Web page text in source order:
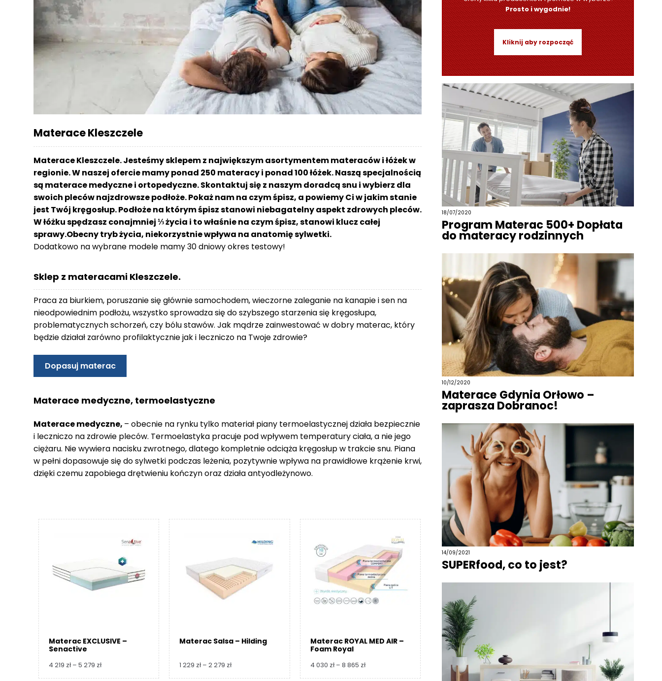
Materace Kleszczele
Materace Kleszczele. Jesteśmy sklepem z największym asortymentem materaców i łóżek w
regionie. W naszej ofercie mamy ponad 250 materacy i ponad 100 łóżek. Naszą specjalnością
są materace medyczne i ortopedyczne. Skontaktuj się z naszym doradcą snu i wybierz dla
swoich pleców najzdrowsze podłoże. Pokaż nam na czym śpisz, a powiemy Ci w jakim stanie
jest Twój kręgosłup. Podłoże na którym śpisz stanowi niebagatelny aspekt zdrowych pleców.
W łóżku spędzasz conajmniej ⅓ życia i to właśnie na czym śpisz, stanowi klucz całej
sprawy.Obecny tryb życia, niekorzystnie wpływa na anatomię sylwetki.
Dodatkowo na wybrane modele mamy 30 dniowy okres testowy!
Sklep z materacami Kleszczele.
Praca za biurkiem, poruszanie się głównie samochodem, wieczorne zaleganie na kanapie i sen na
nieodpowiednim podłożu, wszystko sprowadza się do szybszego starzenia się kręgosłupa,
problematycznych schorzeń, czy bólu stawów. Jak mądrze zainwestować w dobry materac, który
będzie działał zarówno profilaktycznie jak i leczniczo na Twoje zdrowie?
Dopasuj materac
Materace medyczne, termoelastyczne
Materace medyczne, – obecnie na rynku tylko materiał piany termoelastycznej działa bezpiecznie
i leczniczo na zdrowie pleców. Termoelastyka pracuje pod wpływem temperatury ciała, a nie jego
ciężaru. Nie wywiera nacisku zwrotnego, dlatego kompletnie odciąża kręgosłup w trakcie snu. Piana
w pełni dopasowuje się do sylwetki podczas leżenia, pozytywnie wpływa na prawidłowe krążenie krwi,
dzięki czemu zapobiega drętwieniu kończyn oraz działa antyodleżynowo.
Materac EXCLUSIVE –
Senactive
4 219 zł – 5 279 złZakres
Materac Salsa – Hilding
1 229 zł – 2 279 złZakres
Materac ROYAL MED AIR –
Foam Royal
4 030 zł – 8 865 złZakres
Prosto i wygodnie!
Kliknij aby rozpocząć
18/07/2020
Program Materac 500+ Dopłata
do materacy rodzinnych
10/12/2020
Materace Gdynia Orłowo –
zaprasza Dobranoc!
14/09/2021
SUPERfood, co to jest?